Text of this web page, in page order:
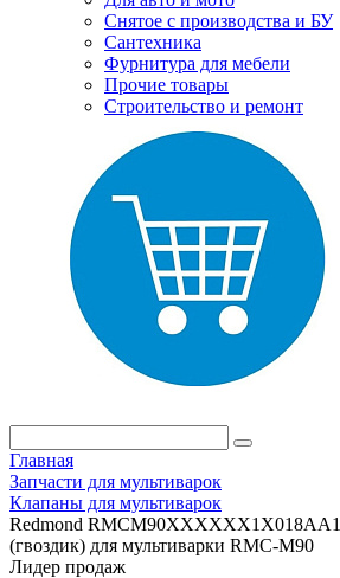
Снятое с производства и БУ
Сантехника
Фурнитура для мебели
Прочие товары
Строительство и ремонт
Главная
Запчасти для мультиварок
Клапаны для мультиварок
Redmond RMCM90XXXXXX1X018AA1
(гвоздик) для мультиварки RMC-M90
Лидер продаж